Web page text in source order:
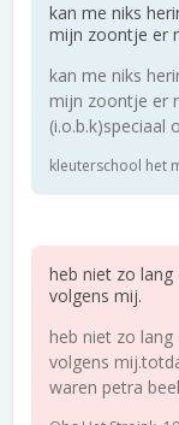
kan me niks
mijn zoontje er
kan me niks
mijn zoontje er
(i.o.b.k)speciaal
kleuterschool het
heb niet zo
volgens mij.
heb niet zo
volgens
waren petra